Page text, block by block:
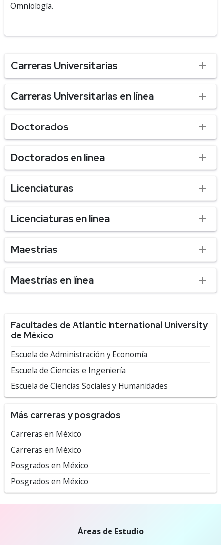
Omniología.
Carreras Universitarias
Carreras Universitarias en línea
Doctorados
Doctorados en línea
Licenciaturas
Licenciaturas en línea
Maestrías
Maestrías en línea
Facultades de Atlantic International University
de México
Escuela de Administración y Economía
Escuela de Ciencias e Ingeniería
Escuela de Ciencias Sociales y Humanidades
Más carreras y posgrados
Carreras en México
Carreras en México
Posgrados en México
Posgrados en México
Áreas de Estudio